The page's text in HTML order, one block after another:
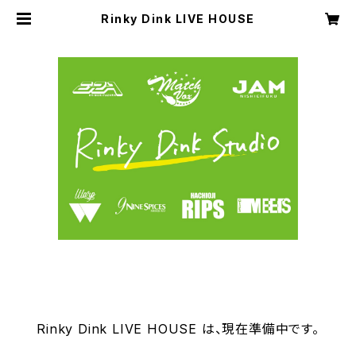
Rinky Dink LIVE HOUSE
Rinky Dink LIVE HOUSE は、現在準備中です。